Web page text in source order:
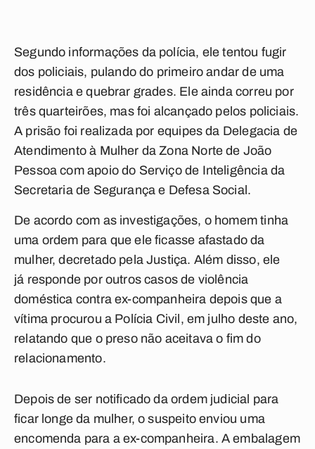
Segundo informações da polícia, ele tentou fugir
dos policiais, pulando do primeiro andar de uma
residência e quebrar grades. Ele ainda correu por
três quarteirões, mas foi alcançado pelos policiais.
A prisão foi realizada por equipes da Delegacia de
Atendimento à Mulher da Zona Norte de João
Pessoa com apoio do Serviço de Inteligência da
Secretaria de Segurança e Defesa Social.
De acordo com as investigações, o homem tinha
uma ordem para que ele ficasse afastado da
mulher, decretado pela Justiça. Além disso, ele
já responde por outros casos de violência
doméstica contra ex-companheira depois que a
vítima procurou a Polícia Civil, em julho deste ano,
relatando que o preso não aceitava o fim do
relacionamento.
Depois de ser notificado da ordem judicial para
ficar longe da mulher, o suspeito enviou uma
encomenda para a ex-companheira. A embalagem